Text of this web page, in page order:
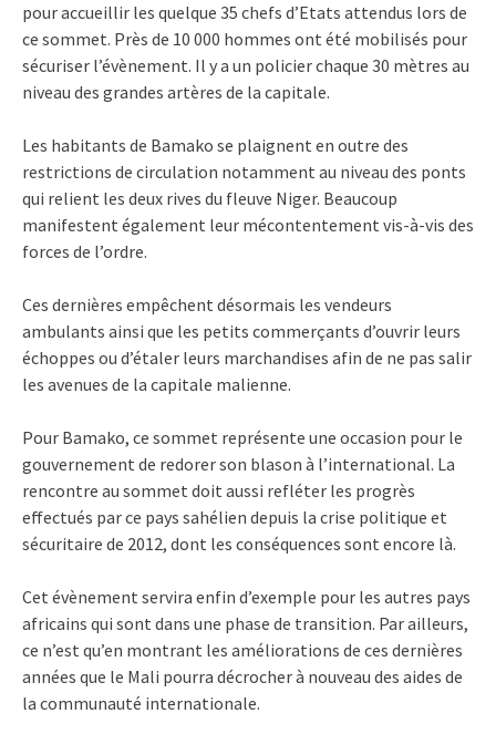
pour accueillir les quelque 35 chefs d’Etats attendus lors de
ce sommet. Près de 10 000 hommes ont été mobilisés pour
sécuriser l’évènement. Il y a un policier chaque 30 mètres au
niveau des grandes artères de la capitale.
Les habitants de Bamako se plaignent en outre des
restrictions de circulation notamment au niveau des ponts
qui relient les deux rives du fleuve Niger. Beaucoup
manifestent également leur mécontentement vis-à-vis des
forces de l’ordre.
Ces dernières empêchent désormais les vendeurs
ambulants ainsi que les petits commerçants d’ouvrir leurs
échoppes ou d’étaler leurs marchandises afin de ne pas salir
les avenues de la capitale malienne.
Pour Bamako, ce sommet représente une occasion pour le
gouvernement de redorer son blason à l’international. La
rencontre au sommet doit aussi refléter les progrès
effectués par ce pays sahélien depuis la crise politique et
sécuritaire de 2012, dont les conséquences sont encore là.
Cet évènement servira enfin d’exemple pour les autres pays
africains qui sont dans une phase de transition. Par ailleurs,
ce n’est qu’en montrant les améliorations de ces dernières
années que le Mali pourra décrocher à nouveau des aides de
la communauté internationale.